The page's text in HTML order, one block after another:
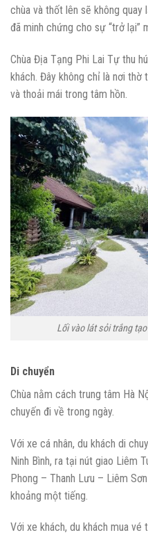
chùa và thốt lên sẽ không quay
đã minh chứng cho sự “trở lại”
Chùa Địa Tạng Phi Lai Tự thu
khách. Đây không chỉ là nơi thờ
và thoải mái trong tâm hồn.
Lối vào lát sỏi trắng
Di chuyển
Chùa nằm cách trung tâm Hà
chuyến đi về trong ngày.
Với xe cá nhân, du khách di
Ninh Bình, ra tại nút giao Liêm
Phong – Thanh Lưu – Liêm
khoảng một tiếng.
Với xe khách, du khách mua